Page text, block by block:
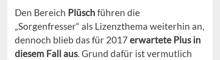
Den Bereich Plüschführen die
„Sorgenfresser“ als Lizenzthema weiterhin an,
dennoch blieb das für 2017erwartete Plus in
diesem Fall aus. Grund dafür ist vermutlich